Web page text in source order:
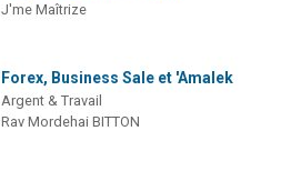
J'me Maîtrize
Forex, Business Sale et 'Amalek
Argent & Travail
Rav Mordehai BITTON